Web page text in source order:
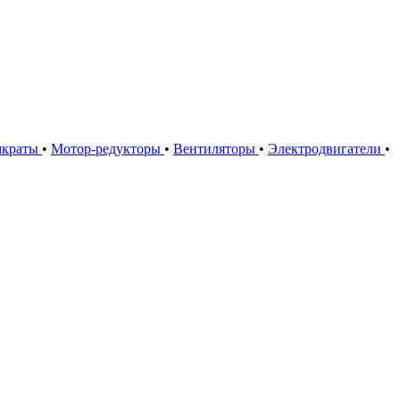
• Мотор-редукторы • Вентиляторы • Электродвигатели •